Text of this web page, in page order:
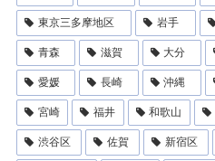
東京三多摩地区 岩手
青森 滋賀 大分
愛媛 長崎 沖縄
宮崎 福井 和歌山
渋谷区 佐賀 新宿区